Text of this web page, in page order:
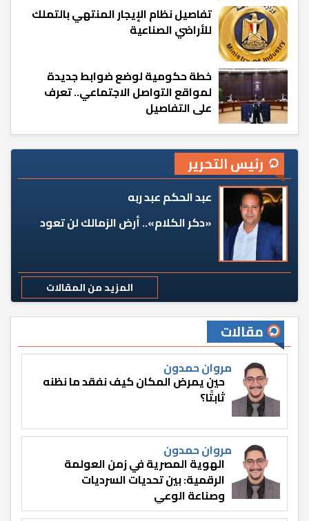
تفاصيل نظام الإيجار المنتهي بالتملك
للأراضي الصناعية
خطة حكومية لوضع ضوابط جديدة
لمواقع التواصل الاجتماعي.. تعرف
على التفاصيل
رئيس التحرير
عبد الحكم عبد ربه
«دكر الكلام».. أرض الزمالك لن تعود
المزيد من المقالات
مقالات
مروان حمدون
حين يمرض المكان كيف نفقد ما نظنه
ثابتًا؟
مروان حمدون
الهوية المصرية في زمن العولمة
الرقمية: بين تحديات السرديات
وصناعة الوعي